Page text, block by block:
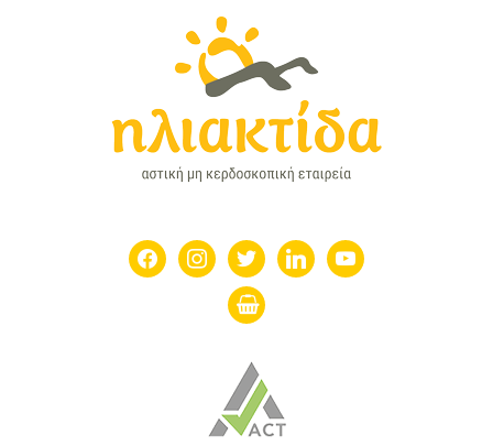
facebookinstagramtwitter linkedin youtube
shopping-
basket